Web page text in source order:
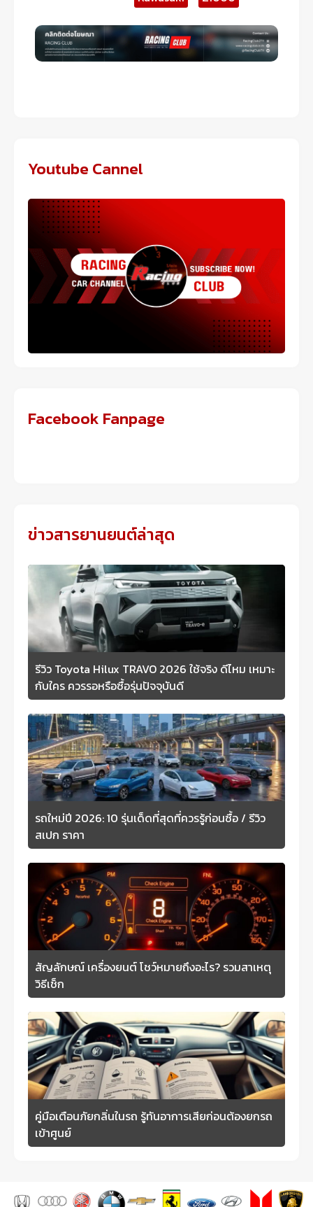
Youtube Cannel
Facebook Fanpage
ข่าวสารยานยนต์ล่าสุด
รีวิว Toyota Hilux TRAVO 2026 ใช้จริง ดีไหม เหมาะ
กับใคร ควรรอหรือซื้อรุ่นปัจจุบันดี
รถใหม่ปี 2026: 10 รุ่นเด็ดที่สุดที่ควรรู้ก่อนซื้อ / รีวิว
สเปก ราคา
สัญลักษณ์ เครื่องยนต์ โชว์หมายถึงอะไร? รวมสาเหตุ
วิธีเช็ก
คู่มือเตือนภัยกลิ่นในรถ รู้ทันอาการเสียก่อนต้องยกรถ
เข้าศูนย์